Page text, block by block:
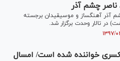
ناصر چشم آذر
آذر آهنگساز و موسیقیدان برجسته
خواننده شده است/ امسال